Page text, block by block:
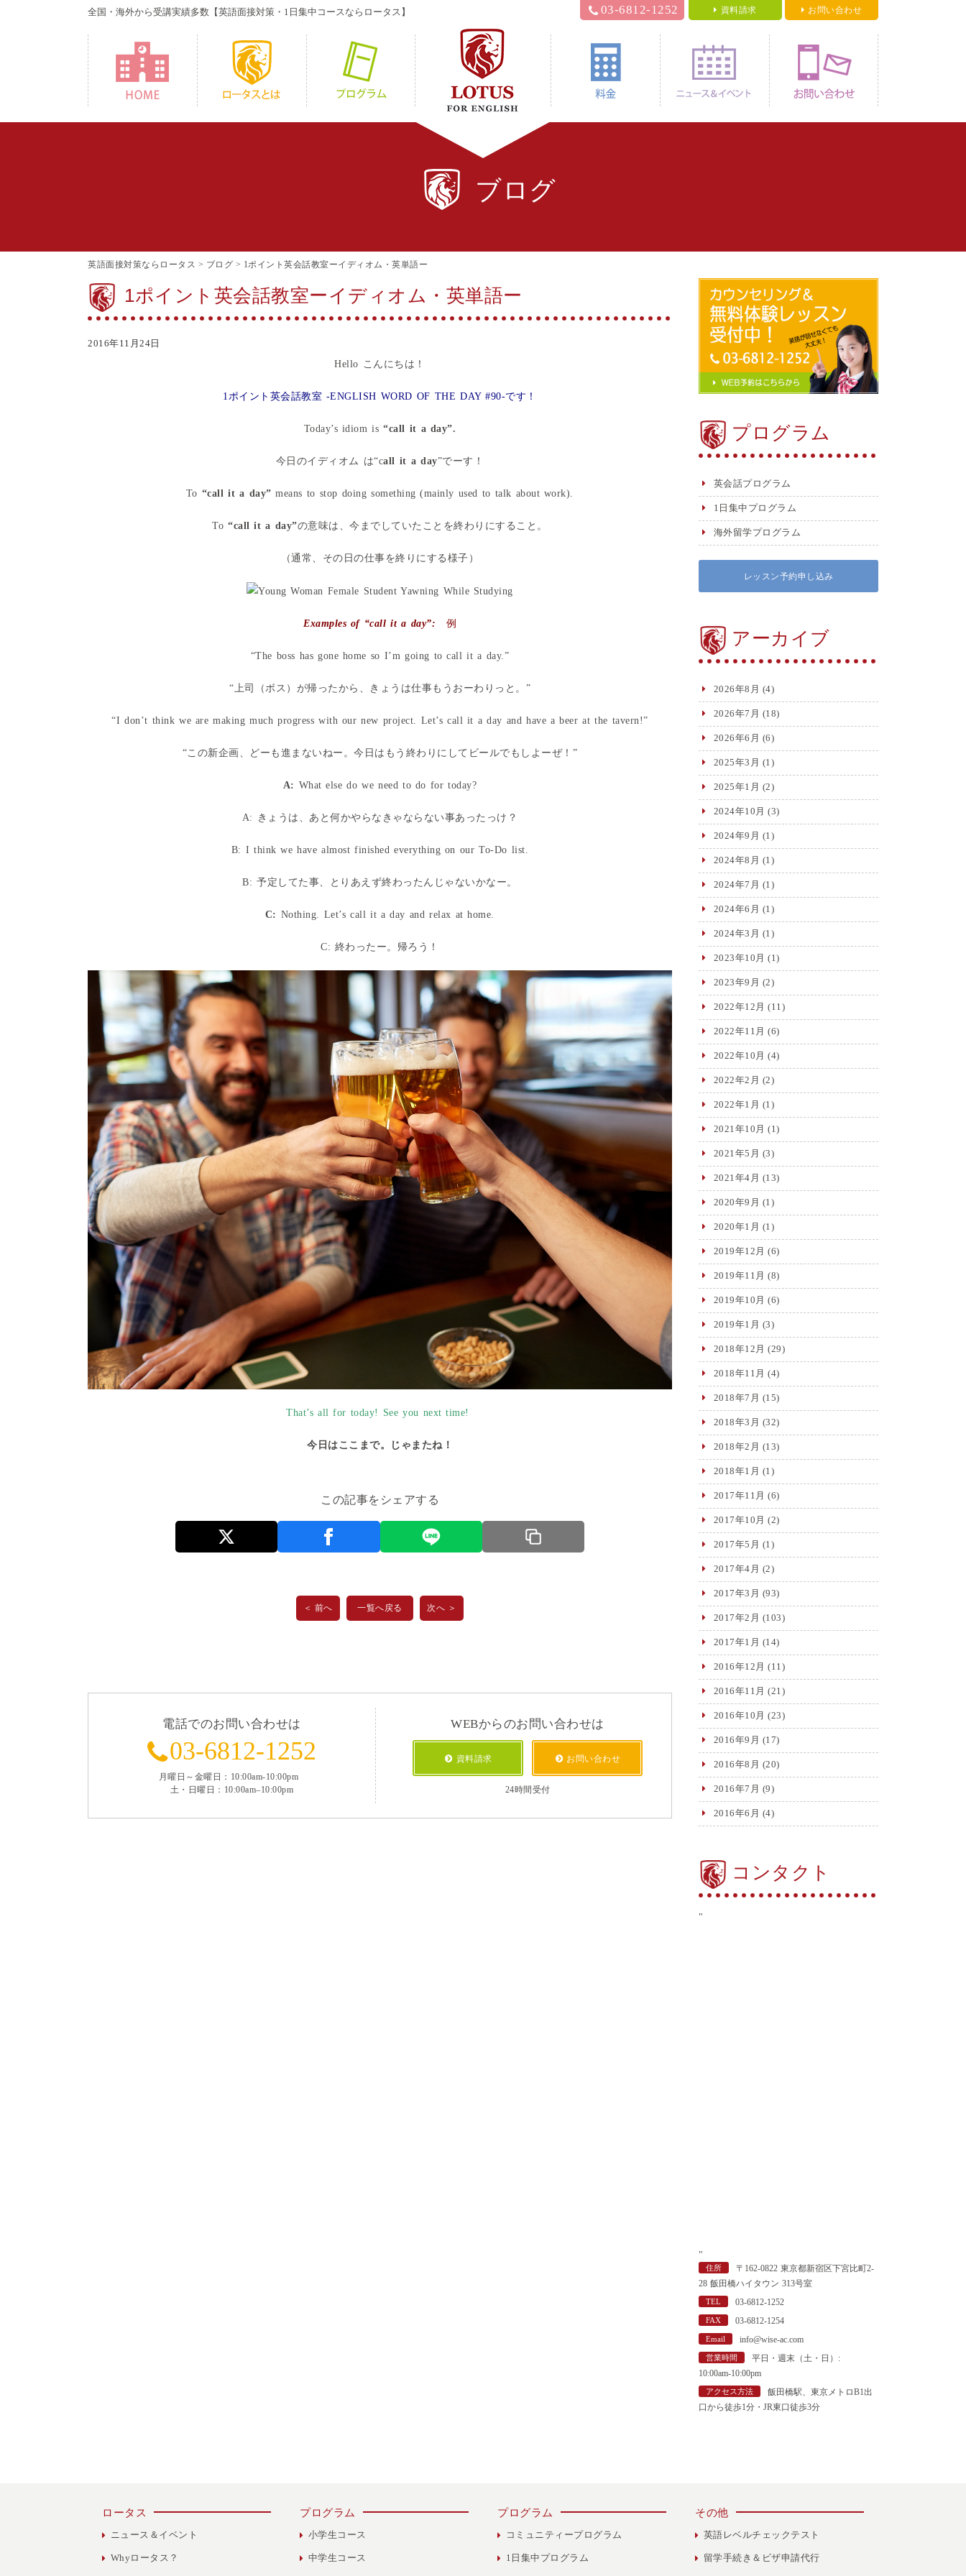
全国・海外から受講実績多数 【英語面接対策・1日集中コースならロータス】 03-6812-1252 資料請求 お問い合わせ
HOME Whyロータス？ プログラム 料金 ニュース＆イベント お問い合わせ
ブログ
英語面接対策ならロータス > ブログ > 1ポイント英会話教室ーイディオム・英単語ー
1ポイント英会話教室ーイディオム・英単語ー
2016年11月24日
Hello こんにちは！
1ポイント英会話教室 -ENGLISH WORD OF THE DAY #90-です！
Today’s idiom is“call it a day”.
今日のイディオム は“call it a day”でーす！
To “call it a day” means to stop doing something (mainly used to talk about work).
To“call it a day”の意味は、今までしていたことを終わりにすること。
（通常、その日の仕事を終りにする様子）
Examples of “call it a day”: 例
“The boss has gone home so I’m going to call it a day.”
“上司（ボス）が帰ったから、きょうは仕事もうおーわりっと。”
“I don’t think we are making much progress with our new project. Let’s call it a day and have a beer at the tavern!”
“この新企画、どーも進まないねー。今日はもう終わりにしてビールでもしよーぜ！”
A: What else do we need to do for today?
A: きょうは、あと何かやらなきゃならない事あったっけ？
B: I think we have almost finished everything on our To-Do list.
B: 予定してた事、とりあえず終わったんじゃないかなー。
C: Nothing. Let’s call it a day and relax at home.
C: 終わったー。帰ろう！
That’s all for today! See you next time!
今日はここまで。じゃまたね！
この記事をシェアする
＜ 前へ 一覧へ戻る 次へ ＞
電話でのお問い合わせは
03-6812-1252
月曜日～金曜日：10:00am-10:00pm
土・日曜日：10:00am–10:00pm
WEBからのお問い合わせは
資料請求 お問い合わせ
24時間受付
プログラム
英会話プログラム
1日集中プログラム
海外留学プログラム
レッスン予約申し込み
アーカイブ
2026年8月 (4)
2026年7月 (18)
2026年6月 (6)
2025年3月 (1)
2025年1月 (2)
2024年10月 (3)
2024年9月 (1)
2024年8月 (1)
2024年7月 (1)
2024年6月 (1)
2024年3月 (1)
2023年10月 (1)
2023年9月 (2)
2022年12月 (11)
2022年11月 (6)
2022年10月 (4)
2022年2月 (2)
2022年1月 (1)
2021年10月 (1)
2021年5月 (3)
2021年4月 (13)
2020年9月 (1)
2020年1月 (1)
2019年12月 (6)
2019年11月 (8)
2019年10月 (6)
2019年1月 (3)
2018年12月 (29)
2018年11月 (4)
2018年7月 (15)
2018年3月 (32)
2018年2月 (13)
2018年1月 (1)
2017年11月 (6)
2017年10月 (2)
2017年5月 (1)
2017年4月 (2)
2017年3月 (93)
2017年2月 (103)
2017年1月 (14)
2016年12月 (11)
2016年11月 (21)
2016年10月 (23)
2016年9月 (17)
2016年8月 (20)
2016年7月 (9)
2016年6月 (4)
コンタクト
"
"
住所
〒162-0822 東京都新宿区下宮比町2-
28 飯田橋ハイタウン 313号室
TEL 03-6812-1252
FAX 03-6812-1254
Email info@wise-ac.com
営業時間
平日・週末（土・日）:
10:00am-10:00pm
アクセス方法
飯田橋駅、東京メトロB1出
口から徒歩1分・JR東口徒歩3分
ロータス
ニュース＆イベント
Whyロータス？
プログラム
小学生コース
中学生コース
プログラム
コミュニティープログラム
1日集中プログラム
その他
英語レベルチェックテスト
留学手続き＆ビザ申請代行